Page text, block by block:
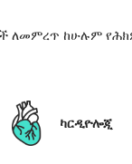
ለመምረጥ ከሁሉም
ካርዲዮሎጂ